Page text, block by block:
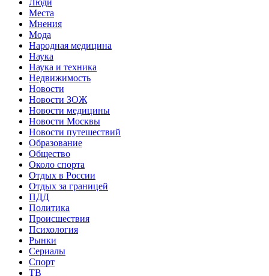
Места
Мнения
Мода
Народная медицина
Наука
Наука и техника
Недвижимость
Новости
Новости ЗОЖ
Новости медицины
Новости Москвы
Новости путешествий
Образование
Общество
Около спорта
Отдых в России
Отдых за границей
ПДД
Политика
Происшествия
Психология
Рынки
Сериалы
Спорт
ТВ